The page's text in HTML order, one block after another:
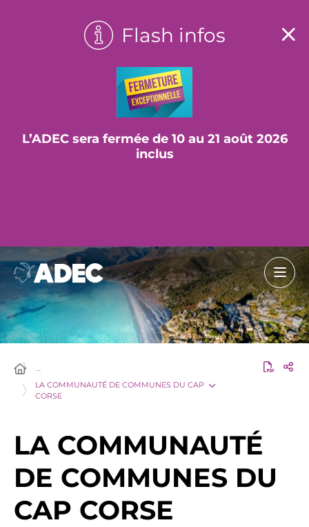
Flash infos
L’ADEC sera fermée de 10 au 21 août 2026
inclus
…
LA COMMUNAUTÉ DE COMMUNES DU CAP
CORSE
LA COMMUNAUTÉ
DE COMMUNES DU
CAP CORSE